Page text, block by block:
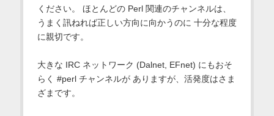
ください。 ほとんどの Perl 関連のチャンネルは、
うまく訊ねれば正しい方向に向かうのに 十分な程度
に親切です。
大きな IRC ネットワーク (Dalnet, EFnet) にもおそ
らく #perl チャンネルが ありますが、活発度はさま
ざまです。